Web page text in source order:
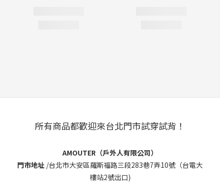
所有商品都歡迎來台北門市試穿試背！
AMOUTER（戶外人有限公司）
門市地址 /台北市大安區羅斯福路三段283巷7弄10號（台電大
樓站2號出口)